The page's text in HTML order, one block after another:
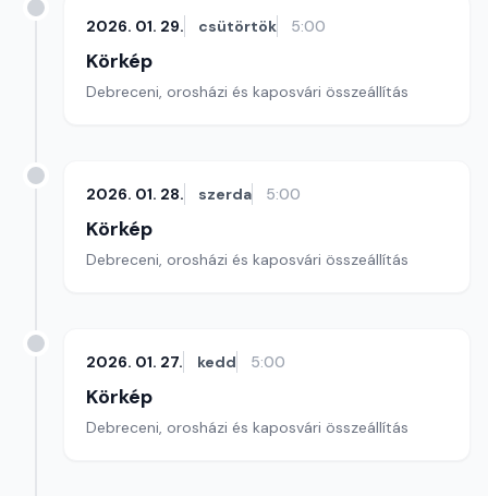
2026. 01. 29. csütörtök 5:00
Körkép
Debreceni, orosházi és kaposvári összeállítás
2026. 01. 28. szerda 5:00
Körkép
Debreceni, orosházi és kaposvári összeállítás
2026. 01. 27. kedd 5:00
Körkép
Debreceni, orosházi és kaposvári összeállítás